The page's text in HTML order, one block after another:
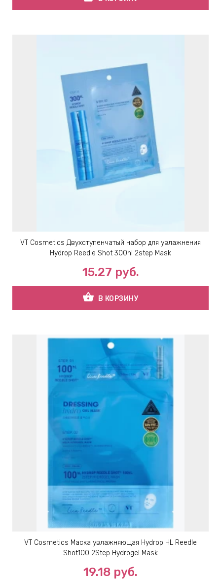
VT Cosmetics Двухступенчатый набор для увлажнения
Hydrop Reedle Shot 300hl 2step Mask
15.27 руб.
shopping_basket В КОРЗИНУ
VT Cosmetics Маска увлажняющая Hydrop HL Reedle
Shot100 2Step Hydrogel Mask
19.18 руб.